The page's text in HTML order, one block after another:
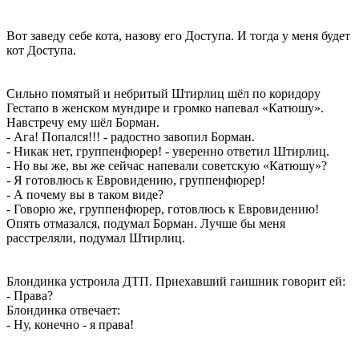
Вот заведу себе кота, назову его Доступа. И тогда у меня будет
кот Доступа.
Сильно помятый и небритый Штирлиц шёл по коридору
Гестапо в женском мундире и громко напевал «Катюшу».
Навстречу ему шёл Борман.
- Ага! Попался!!! - радостно завопил Борман.
- Никак нет, группенфюрер! - уверенно ответил Штирлиц.
- Но вы же, вы же сейчас напевали советскую «Катюшу»?
- Я готовлюсь к Евровидению, группенфюрер!
- А почему вы в таком виде?
- Говорю же, группенфюрер, готовлюсь к Евровидению!
Опять отмазался, подумал Борман. Лучше бы меня
расстреляли, подумал Штирлиц.
Блондинка устроила ДТП. Приехавший гаишник говорит ей:
- Права?
Блондинка отвечает:
- Ну, конечно - я права!